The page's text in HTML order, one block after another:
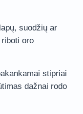
suodžių ar
oro
stipriai
dažnai rodo